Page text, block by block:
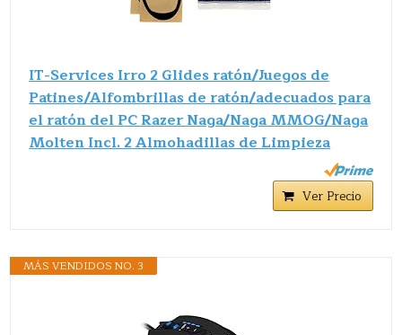
IT-Services Irro 2 Glides ratón/Juegos de
Patines/Alfombrillas de ratón/adecuados para
el ratón del PC Razer Naga/Naga MMOG/Naga
Molten Incl. 2 Almohadillas de Limpieza
Ver Precio
MÁS VENDIDOS NO. 3